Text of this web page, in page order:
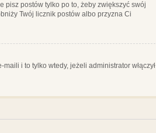
pisz postów tylko po to, żeby zwiększyć swój
Twój licznik postów albo przyzna Ci
i to tylko wtedy, jeżeli administrator włączył